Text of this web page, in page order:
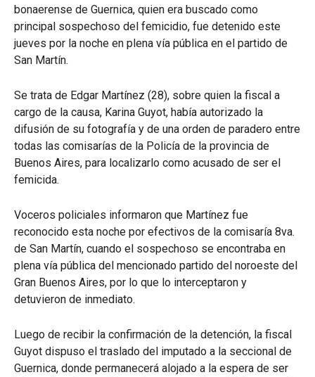
bonaerense de Guernica, quien era buscado como
principal sospechoso del femicidio, fue detenido este
jueves por la noche en plena vía pública en el partido de
San Martín.
Se trata de Edgar Martínez (28), sobre quien la fiscal a
cargo de la causa, Karina Guyot, había autorizado la
difusión de su fotografía y de una orden de paradero entre
todas las comisarías de la Policía de la provincia de
Buenos Aires, para localizarlo como acusado de ser el
femicida.
Voceros policiales informaron que Martínez fue
reconocido esta noche por efectivos de la comisaría 8va.
de San Martín, cuando el sospechoso se encontraba en
plena vía pública del mencionado partido del noroeste del
Gran Buenos Aires, por lo que lo interceptaron y
detuvieron de inmediato.
Luego de recibir la confirmación de la detención, la fiscal
Guyot dispuso el traslado del imputado a la seccional de
Guernica, donde permanecerá alojado a la espera de ser